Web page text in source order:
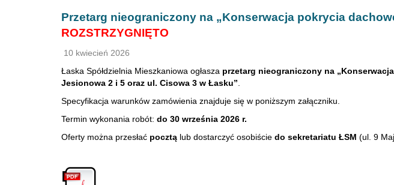
Przetarg nieograniczony na „Konserwacja pokrycia
ROZSTRZYGNIĘTO
10 kwiecień 2026
Łaska Spółdzielnia Mieszkaniowa ogłasza przetarg nieograniczony na
Jesionowa 2 i 5 oraz ul. Cisowa 3 w Łasku”
Specyfikacja warunków zamówienia znajduje się w poniższym załączniku.
Termin wykonania robót: do 30 września 2026 r.
Oferty można przesłać pocztą lub dostarczyć osobiście do sekretariatu ŁSM (ul. 9